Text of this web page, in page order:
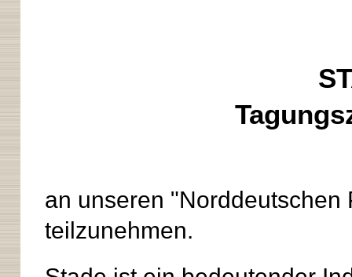
an unseren "Norddeutschen
teilzunehmen.